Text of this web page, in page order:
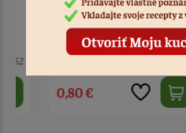
Vrecúško na zdobenie
medovníčkov
0,80 €